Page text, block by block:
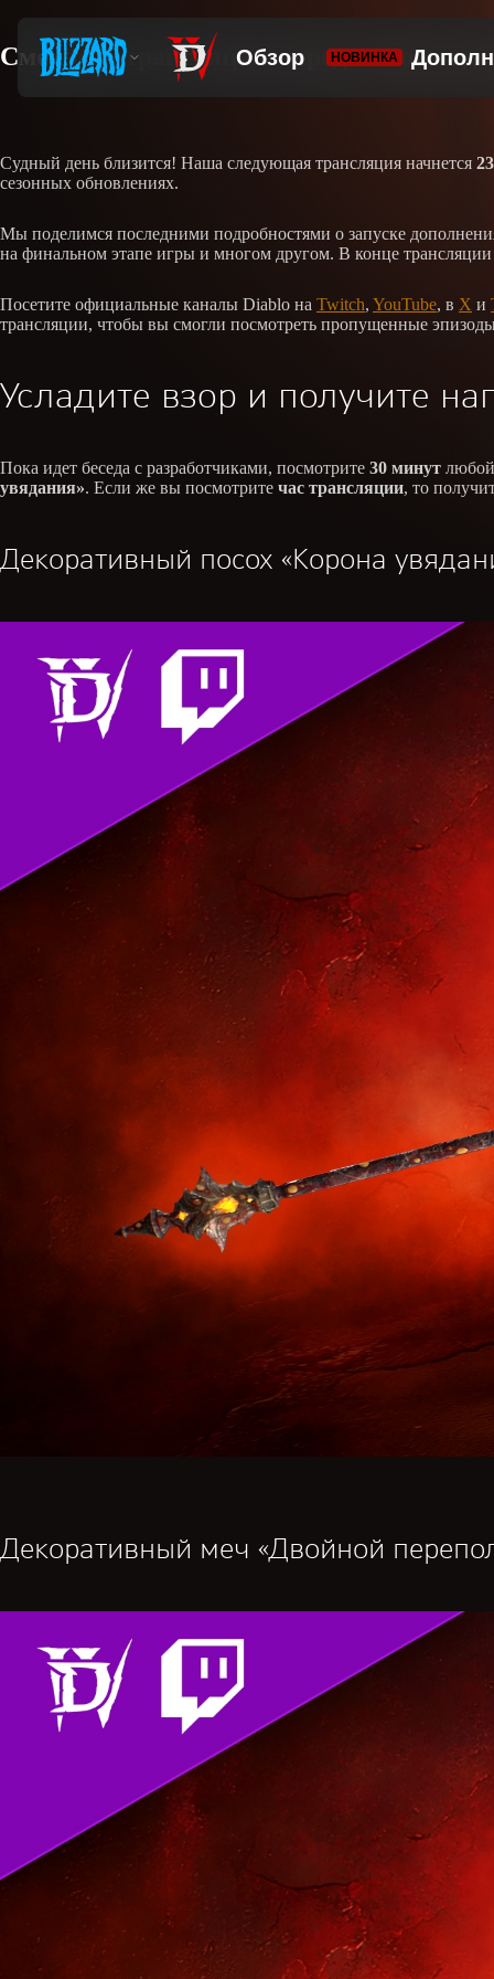
Смотрите трансляцию перед выходом
Судный день близится! Наша следующая трансляция начнется
сезонных обновлениях.
Мы поделимся последними подробностями о запуске
на финальном этапе игры и многом другом. В конце
Посетите официальные каналы Diablo на Twitch, YouTube, в X и
трансляции, чтобы вы смогли посмотреть пропущенные
Усладите взор и получите
Пока идет беседа с разработчиками, посмотрите 30 минут
увядания». Если же вы посмотрите час трансляции, то
Декоративный посох «Корона
Декоративный меч «Двойной